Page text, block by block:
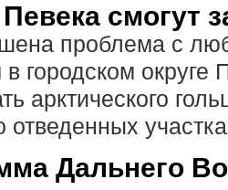
смогут
проблема с
городском округе
арктического
отведенных
Дальнего